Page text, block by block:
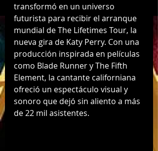
transformó en un universo
futurista para recibir el arranque
mundial de The Lifetimes Tour, la
nueva gira de Katy Perry. Con una
producción inspirada en películas
como Blade Runner y The Fifth
Element, la cantante californiana
ofreció un espectáculo visual y
sonoro que dejó sin aliento a más
de 22 mil asistentes.